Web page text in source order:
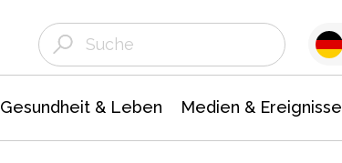
Gesundheit & Leben Medien & Ereignisse